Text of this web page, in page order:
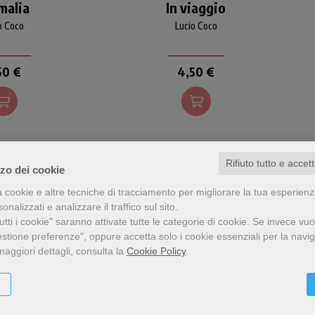
dei cookie
Rifiuto tutto e
cookie e altre tecniche di tracciamento per migliorare la tua
e analizzare il traffico sul sito.
i cookie" saranno attivate tutte le categorie di cookie. Se invece
preferenze", oppure accetta solo i cookie essenziali per la
dettagli, consulta la Cookie Policy.
pagine di
in cui
bensì
curiosità e
natura che
Coco
€
tutte di autori antichi,
cristiani e non sul tema del
spirituale, sia come viaggio
materiale e concreto (ad
esempio Teresa di Lisieux in
Italia, Egeria in Medio
In viaggio
Lucio Coco
4,50 €